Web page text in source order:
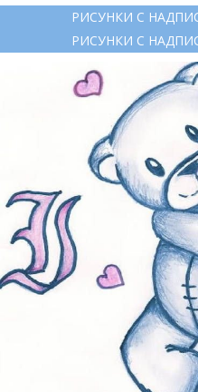
РИСУНКИ С
РИСУНКИ С